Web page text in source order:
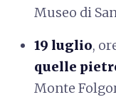
Museo di
19 luglio,
quelle
Monte